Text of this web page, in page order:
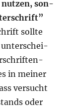
nut­zen, son­
soll­te
unter­schei­
in mei­ner
ver­sucht
oder